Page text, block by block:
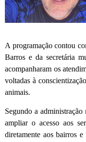
A programação contou
Barros e da secretária
acompanharam os
voltadas à
animais.
Segundo a
ampliar o acesso aos
diretamente aos bairros